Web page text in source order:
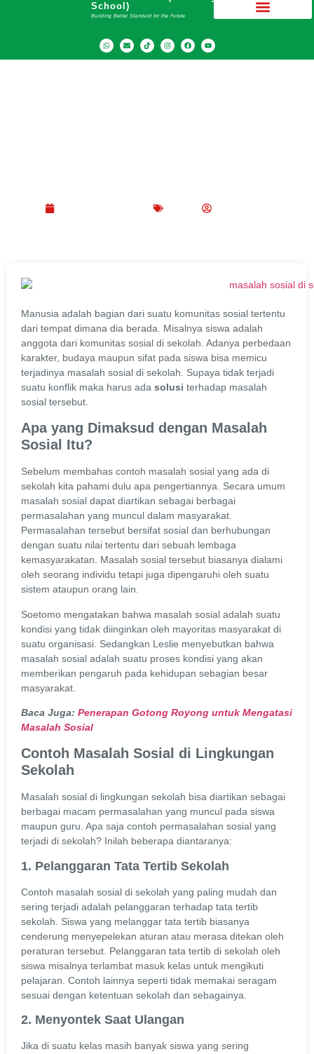
School)
Building Better Standard for the Future
Manusia adalah bagian dari suatu komunitas sosial tertentu
dari tempat dimana dia berada. Misalnya siswa adalah
anggota dari komunitas sosial di sekolah. Adanya perbedaan
karakter, budaya maupun sifat pada siswa bisa memicu
terjadinya masalah sosial di sekolah. Supaya tidak terjadi
suatu konflik maka harus ada solusi terhadap masalah
sosial tersebut.
Apa yang Dimaksud dengan Masalah
Sosial Itu?
Sebelum membahas contoh masalah sosial yang ada di
sekolah kita pahami dulu apa pengertiannya. Secara umum
masalah sosial dapat diartikan sebagai berbagai
permasalahan yang muncul dalam masyarakat.
Permasalahan tersebut bersifat sosial dan berhubungan
dengan suatu nilai tertentu dari sebuah lembaga
kemasyarakatan. Masalah sosial tersebut biasanya dialami
oleh seorang individu tetapi juga dipengaruhi oleh suatu
sistem ataupun orang lain.
Soetomo mengatakan bahwa masalah sosial adalah suatu
kondisi yang tidak diinginkan oleh mayoritas masyarakat di
suatu organisasi. Sedangkan Leslie menyebutkan bahwa
masalah sosial adalah suatu proses kondisi yang akan
memberikan pengaruh pada kehidupan sebagian besar
masyarakat.
Baca Juga: Penerapan Gotong Royong untuk Mengatasi
Masalah Sosial
Contoh Masalah Sosial di Lingkungan
Sekolah
Masalah sosial di lingkungan sekolah bisa diartikan sebagai
berbagai macam permasalahan yang muncul pada siswa
maupun guru. Apa saja contoh permasalahan sosial yang
terjadi di sekolah? Inilah beberapa diantaranya:
1. Pelanggaran Tata Tertib Sekolah
Contoh masalah sosial di sekolah yang paling mudah dan
sering terjadi adalah pelanggaran terhadap tata tertib
sekolah. Siswa yang melanggar tata tertib biasanya
cenderung menyepelekan aturan atau merasa ditekan oleh
peraturan tersebut. Pelanggaran tata tertib di sekolah oleh
siswa misalnya terlambat masuk kelas untuk mengikuti
pelajaran. Contoh lainnya seperti tidak memakai seragam
sesuai dengan ketentuan sekolah dan sebagainya.
2. Menyontek Saat Ulangan
Jika di suatu kelas masih banyak siswa yang sering